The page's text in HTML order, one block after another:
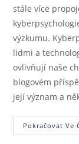
stále více
výzkumu.
lidmi a
ovlivňují naše
blogovém
její význam a
Pokračovat Ve